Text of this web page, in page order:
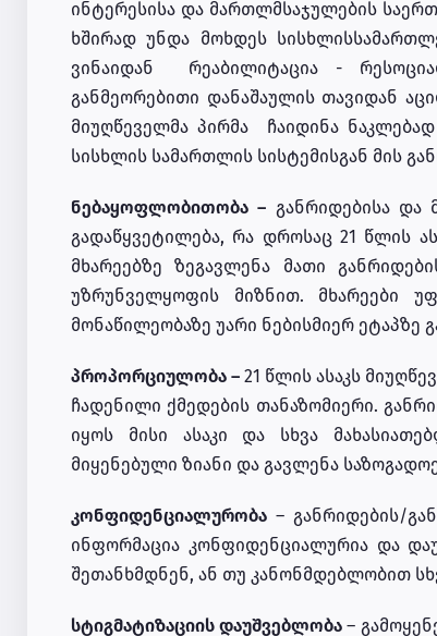
ინტერესისა და მართლმსაჯულების
ხშირად უნდა მოხდეს
ვინაიდან რეაბილიტაცია -
განმეორებითი დანაშაულის თავიდან
მიუღწეველმა პირმა ჩაიდინა
სისხლის სამართლის სისტემისგან მის
ნებაყოფლობითობა – განრიდებისა და
გადაწყვეტილება, რა დროსაც 21 წლის
მხარეებზე ზეგავლენა მათი
უზრუნველყოფის მიზნით. მხარეები
მონაწილეობაზე უარი ნებისმიერ ეტაპზე
პროპორციულობა – 21 წლის ასაკს
ჩადენილი ქმედების თანაზომიერი.
იყოს მისი ასაკი და სხვა
მიყენებული ზიანი და გავლენა
კონფიდენციალურობა – განრიდების/
ინფორმაცია კონფიდენციალურია და
შეთანხმდნენ, ან თუ კანონმდებლობით
სტიგმატიზაციის დაუშვებლობა –